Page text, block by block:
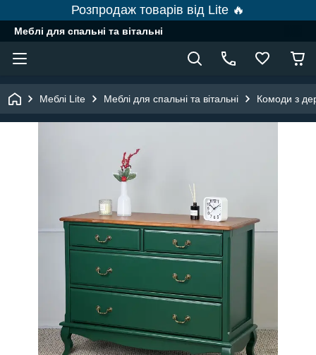
Розпродаж товарів від Lite 🔥
Меблі для спальні та вітальні
Меблі Lite Меблі для спальні та вітальні Комоди з